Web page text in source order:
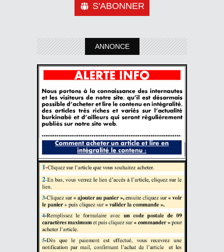
S'ABONNER
ANNONCE